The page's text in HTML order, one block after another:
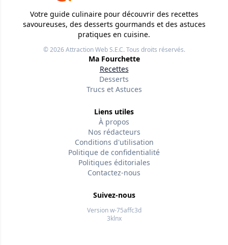
Votre guide culinaire pour découvrir des recettes
savoureuses, des desserts gourmands et des astuces
pratiques en cuisine.
© 2026Attraction Web S.E.C.Tous droits réservés.
Ma Fourchette
Recettes
Desserts
Trucs et Astuces
Liens utiles
À propos
Nos rédacteurs
Conditions d'utilisation
Politique de confidentialité
Politiques éditoriales
Contactez-nous
Suivez-nous
Version w-75affc3d
3klnx